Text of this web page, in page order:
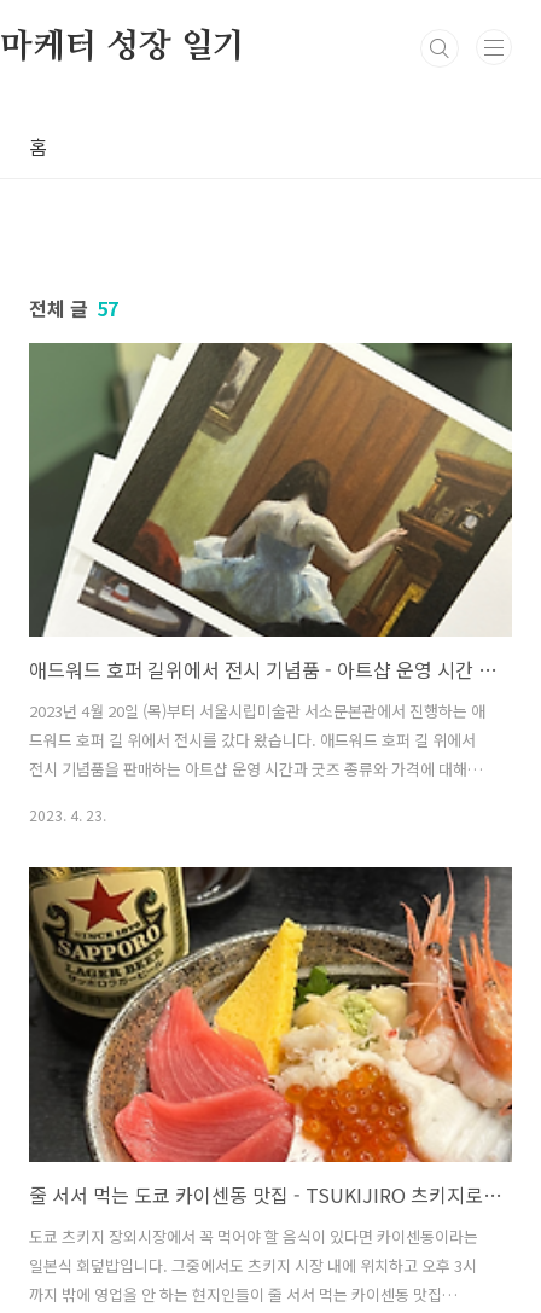
마케터 성장 일기
홈
전체 글 57
애드워드 호퍼 길위에서 전시 기념품 - 아트샵 운영 시간 / 굿즈 종류 및 가격
2023년 4월 20일 (목)부터 서울시립미술관 서소문본관에서 진행하는 애
드워드 호퍼 길 위에서 전시를 갔다 왔습니다. 애드워드 호퍼 길 위에서
전시 기념품을 판매하는 아트샵 운영 시간과 굿즈 종류와 가격에 대해서
넷, 뱃지, 법랑컵, 우산, 포스터, 여권 케이스, 키링, 문진, 인스탁스 필름,
위에서 아트샵 운영 시간 에드워드 호퍼 전시의 기념품과 굿즈를 판매하
는 아트샵 운영 시간은 토요일에 방문했을 당시에 오전 10시 30분부터
오후 18시 30분까지였습니다. 아트샵은 미술관 1층에 위치하고 있으며,
운영 시간은 오전 10시 30분부터 관람 시간 종료 30분 ..
2023. 4. 23.
줄 서서 먹는 도쿄 카이센동 맛집 - TSUKIJIRO 츠키지로 위치 / 영업 시간 및 메뉴 추천 / 후기
도쿄 츠키지 장외시장에서 꼭 먹어야 할 음식이 있다면 카이센동이라는
일본식 회덮밥입니다. 그중에서도 츠키지 시장 내에 위치하고 오후 3시
까지 밖에 영업을 안 하는 현지인들이 줄 서서 먹는 카이센동 맛집